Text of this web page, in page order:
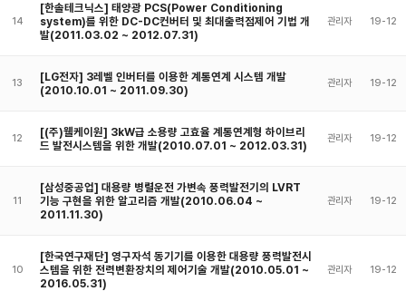
14
[한솔테크닉스] 태양광 PCS(Power Conditioning
system)를 위한 DC-DC컨버터 및 최대출력점제어 기법 개
발(2011.03.02 ~ 2012.07.31)
관리자 19-12
13
[LG전자] 3레벨 인버터를 이용한 계통연계 시스템 개발
(2010.10.01 ~ 2011.09.30)
관리자 19-12
12
[(주)웰케이원] 3kW급 소용량 고효율 계통연계형 하이브리
드 발전시스템을 위한 개발(2010.07.01 ~ 2012.03.31)
관리자 19-12
11
[삼성중공업] 대용량 병렬운전 가변속 풍력발전기의 LVRT
기능 구현을 위한 알고리즘 개발(2010.06.04 ~
2011.11.30)
관리자 19-12
10
[한국연구재단] 영구자석 동기기를 이용한 대용량 풍력발전시
스템을 위한 전력변환장치의 제어기술 개발(2010.05.01 ~
2016.05.31)
관리자 19-12